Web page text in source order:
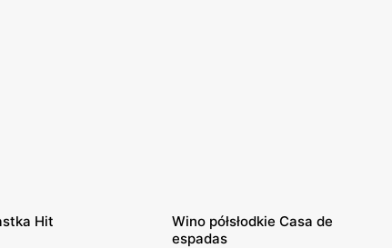
Hit
Wino półsłodkie Casa de
espadas